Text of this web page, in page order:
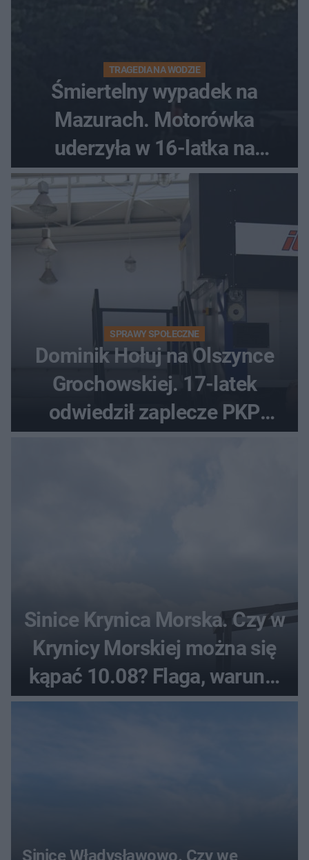
TRAGEDIA NA WODZIE
Śmiertelny wypadek na
Mazurach. Motorówka
uderzyła w 16-latka na
skuterze
SPRAWY SPOŁECZNE
Dominik Hołuj na Olszynce
Grochowskiej. 17-latek
odwiedził zaplecze PKP
Intercity
Sinice Krynica Morska. Czy w
Krynicy Morskiej można się
kąpać 10.08? Flaga, warunki
pogodowe
Sinice Władysławowo. Czy we